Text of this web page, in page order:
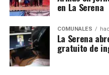
en La Serena
COMUNALES
La Serena
gratuito de